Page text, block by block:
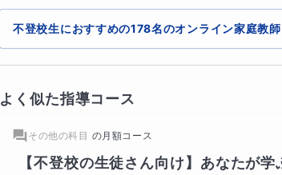
不登校生におすすめの178名のオンライン家庭教師
よく似た指導コース
その他の科目 の月額コース
【不登校の生徒さん向け】あなたが